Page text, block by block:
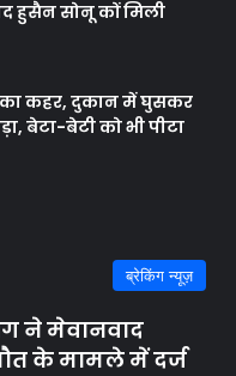
हुसैन सोनू कों मिली
का कहर, दुकान में घुसकर
बेटा-बेटी को भी पीटा
ब्रेकिंग न्यूज़
ने मेवानवाद
के मामले में दर्ज